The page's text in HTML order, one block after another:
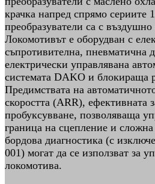
крачка напред спрямо сериите
преобразуватели са с
Локомотивът е оборудван с
съпротивителна, пневматична
електрически управлявана
системата DAKO и блокираща
Предимствата на
скоростта (ARR), ефективната
пробуксувване, позволяваща
граница на сцепление и сложна
бордова диагностика (с
001) могат да се използват за
локомотива.